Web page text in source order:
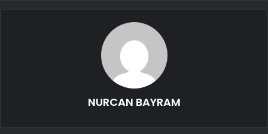
NURCAN BAYRAM